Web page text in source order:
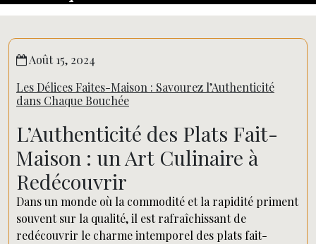
Août 15, 2024
Les Délices Faites-Maison : Savourez l’Authenticité
dans Chaque Bouchée
L’Authenticité des Plats Fait-
Maison : un Art Culinaire à
Redécouvrir
Dans un monde où la commodité et la rapidité priment
souvent sur la qualité, il est rafraîchissant de
redécouvrir le charme intemporel des plats fait-